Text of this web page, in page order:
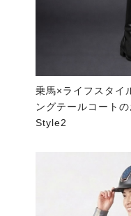
乗馬×ライフスタイ
ングテールコート
Style2